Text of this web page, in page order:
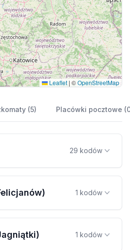
Leaflet | ©OpenStreetMap
(5) Placówki pocztowe
29 kodów
1 kodów
1 kodów